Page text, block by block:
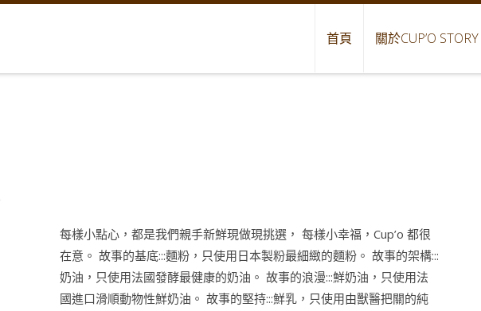
首頁 關於CUP’O STORY
每樣小點心，都是我們親手新鮮現做現挑選， 每樣小幸福，Cup’o 都很
在意。 故事的基底:::麵粉，只使用日本製粉最細緻的麵粉。 故事的架構:::
奶油，只使用法國發酵最健康的奶油。 故事的浪漫:::鮮奶油，只使用法
國進口滑順動物性鮮奶油。 故事的堅持:::鮮乳，只使用由獸醫把關的純